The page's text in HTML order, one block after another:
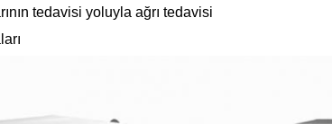
tedavisi yoluyla ağrı tedavisi